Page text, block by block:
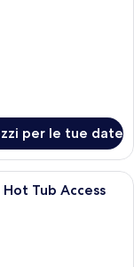
per le tue date
con un letto, due
Tub Access